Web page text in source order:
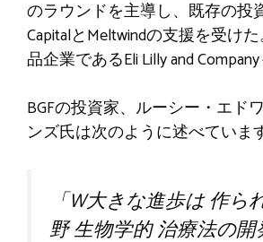
のラウンドを主導し、既存の投
CapitalとMeltwindの支援を受け
品企業であるEli Lilly and
BGFの投資家、ルーシー・エド
ンズ氏は次のように述べていま
「W大きな進歩は作ら
野生物学的治療法の開